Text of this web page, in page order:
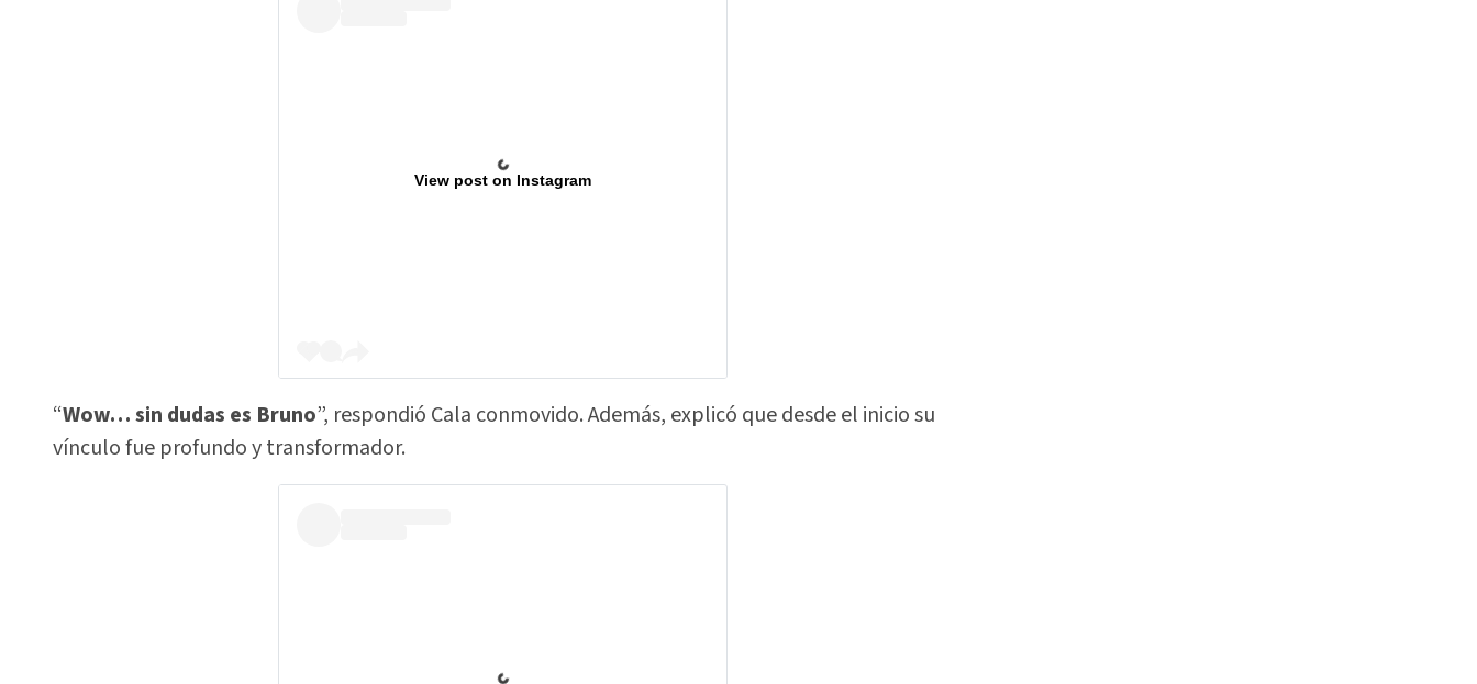
View post on Instagram
“Wow… sin dudas es Bruno”, respondió Cala conmovido. Además, explicó que desde el inicio su
vínculo fue profundo y transformador.